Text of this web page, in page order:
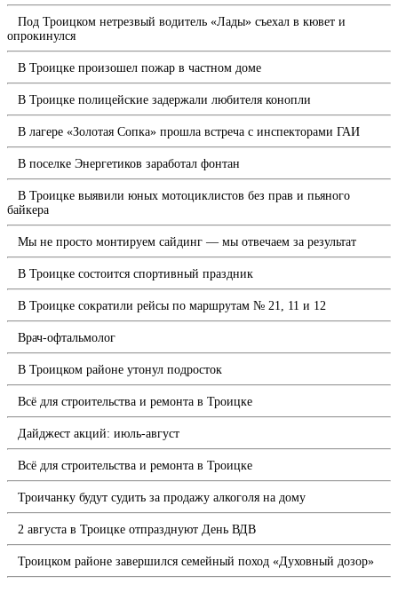
Под Троицком нетрезвый водитель «Лады» съехал в кювет и
опрокинулся
В Троицке произошел пожар в частном доме
В Троицке полицейские задержали любителя конопли
В лагере «Золотая Сопка» прошла встреча с инспекторами ГАИ
В поселке Энергетиков заработал фонтан
В Троицке выявили юных мотоциклистов без прав и пьяного
байкера
Мы не просто монтируем сайдинг — мы отвечаем за результат
В Троицке состоится спортивный праздник
В Троицке сократили рейсы по маршрутам № 21, 11 и 12
Врач-офтальмолог
В Троицком районе утонул подросток
Всё для строительства и ремонта в Троицке
Дайджест акций: июль-август
Всё для строительства и ремонта в Троицке
Троичанку будут судить за продажу алкоголя на дому
2 августа в Троицке отпразднуют День ВДВ
Троицком районе завершился семейный поход «Духовный дозор»